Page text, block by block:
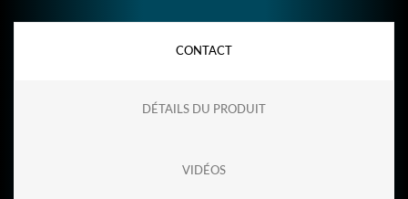
CONTACT
DÉTAILS DU PRODUIT
VIDÉOS